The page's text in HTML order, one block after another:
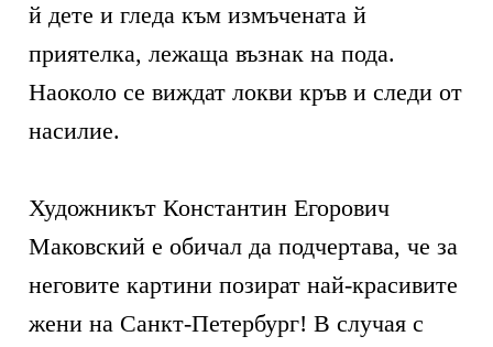
й дете и гледа към измъчената й
приятелка, лежаща възнак на пода.
Наоколо се виждат локви кръв и следи от
насилие.
Художникът Константин Егорович
Маковский е обичал да подчертава, че за
неговите картини позират най-красивите
жени на Санкт-Петербург! В случая с